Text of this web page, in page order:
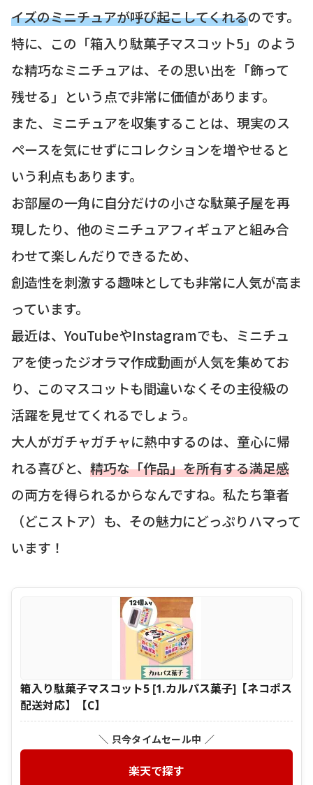
イズのミニチュアが呼び起こしてくれるのです。
特に、この「箱入り駄菓子マスコット5」のよう
な精巧なミニチュアは、その思い出を「飾って
残せる」という点で非常に価値があります。
また、ミニチュアを収集することは、現実のス
ペースを気にせずにコレクションを増やせると
いう利点もあります。
お部屋の一角に自分だけの小さな駄菓子屋を再
現したり、他のミニチュアフィギュアと組み合
わせて楽しんだりできるため、
創造性を刺激する趣味としても非常に人気が高ま
っています。
最近は、YouTubeやInstagramでも、ミニチュ
アを使ったジオラマ作成動画が人気を集めてお
り、このマスコットも間違いなくその主役級の
活躍を見せてくれるでしょう。
大人がガチャガチャに熱中するのは、童心に帰
れる喜びと、 精巧な「作品」を所有する満足感
の両方を得られるからなんですね。私たち筆者
（どこストア）も、その魅力にどっぷりハマって
います！
箱入り駄菓子マスコット5 [1.カルパス菓子]【ネコポス
配送対応】【C】
＼ 只今タイムセール中 ／
楽天で探す